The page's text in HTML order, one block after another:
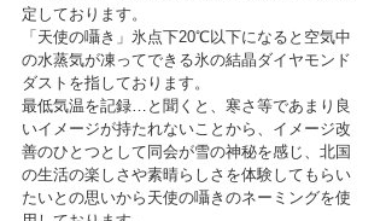
定しております。
「天使の囁き」氷点下20℃以下になると空気中
の水蒸気が凍ってできる氷の結晶ダイヤモンド
ダストを指しております。
最低気温を記録…と聞くと、寒さ等であまり良
いイメージが持たれないことから、イメージ改
善のひとつとして同会が雪の神秘を感じ、北国
の生活の楽しさや素晴らしさを体験してもらい
たいとの思いから天使の囁きのネーミングを使